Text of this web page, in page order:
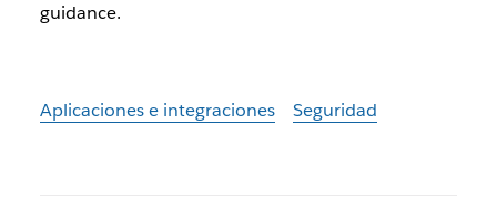
guidance.
Aplicaciones e integraciones Seguridad